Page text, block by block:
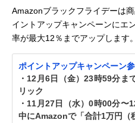
Amazonブラックフライデーは
イントアップキャンペーンにエ
率が最大12％までアップします。
ポイントアップキャンペーン
・12月6日（金）23時59分ま
リック
・11月27日（水）0時00分〜
中にAmazonで「合計1万円（